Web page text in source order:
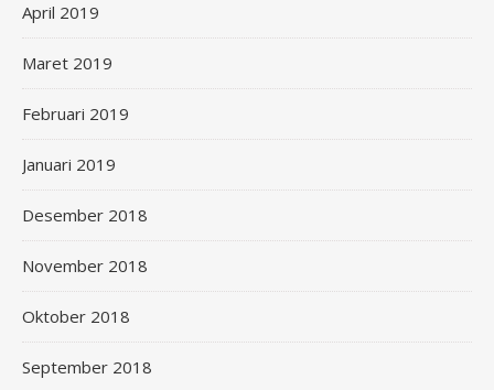
April 2019
Maret 2019
Februari 2019
Januari 2019
Desember 2018
November 2018
Oktober 2018
September 2018